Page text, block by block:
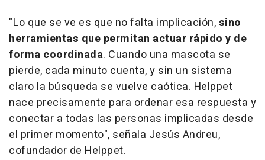
"Lo que se ve es que no falta implicación,sino
herramientas que permitan actuar rápido y de
forma coordinada. Cuando una mascota se
pierde, cada minuto cuenta, y sin un sistema
claro la búsqueda se vuelve caótica. Helppet
nace precisamente para ordenar esa respuesta y
conectar a todas las personas implicadas desde
el primer momento", señala Jesús Andreu,
cofundador de Helppet.